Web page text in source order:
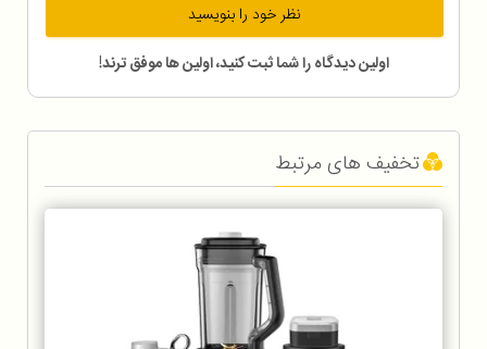
نظر خود را بنویسید
اولین دیدگاه را شما ثبت کنید، اولین ها موفق ترند!
تخفیف های مرتبط